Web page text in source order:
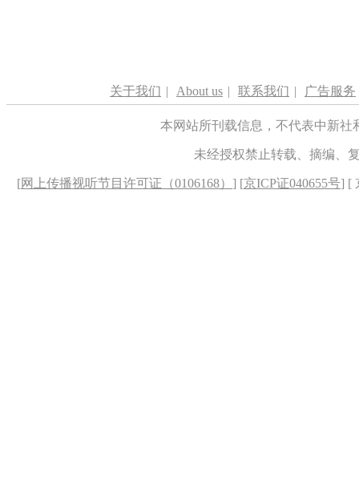
关于我们 | About us | 联系我们 | 广告服务
本网站所刊载信息，不代表中新
未经授权禁止转载、摘编、
[网上传播视听节目许可证（0106168） ] [京ICP证040655号] [